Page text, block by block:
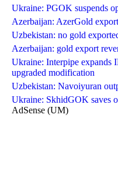
Ukraine: PGOK suspends
Azerbaijan: AzerGold
Uzbekistan: no gold
Azerbaijan: gold export
Ukraine: Interpipe
upgraded modification
Uzbekistan: Navoiyuran
Ukraine: SkhidGOK saves
AdSense (UM)